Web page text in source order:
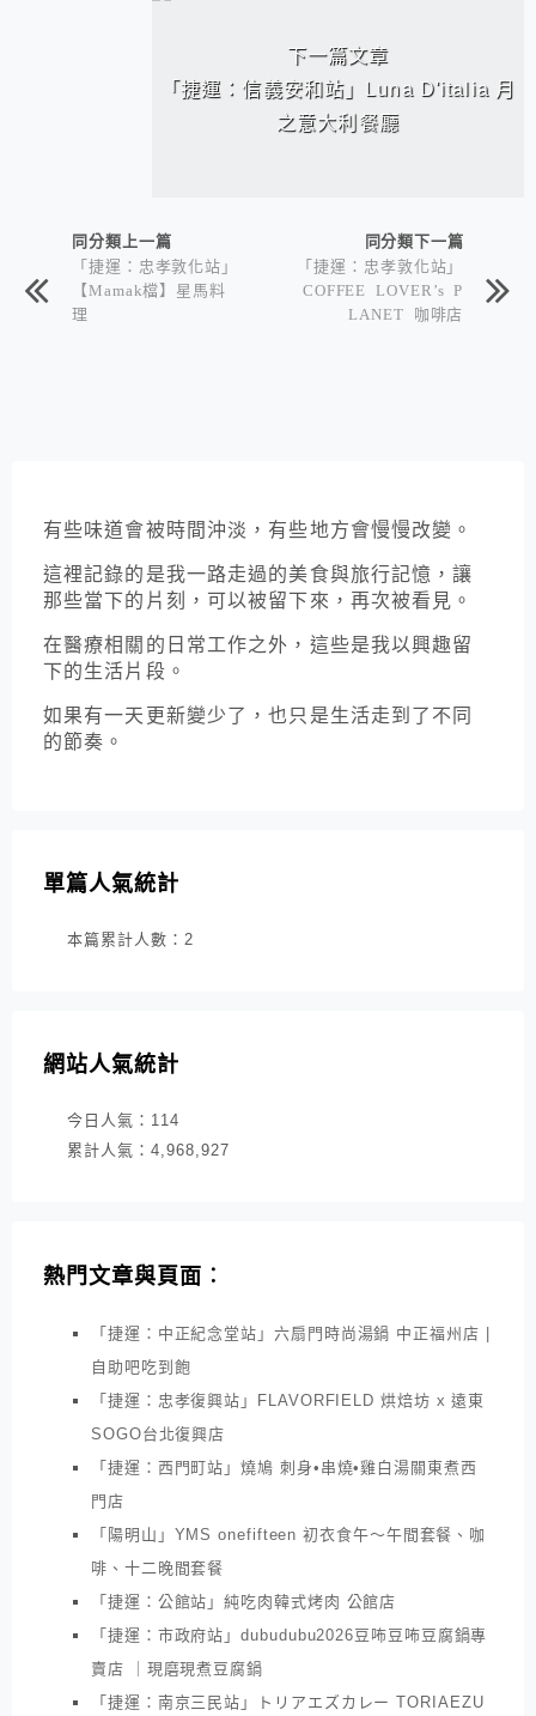
下一篇文章
「捷運：信義安和站」Luna D'italia 月
之意大利餐廳
同分類上一篇
「捷運：忠孝敦化站」
【Mamak檔】星馬料
理
同分類下一篇
「捷運：忠孝敦化站」
COFFEE LOVER’s P
LANET 咖啡店
有些味道會被時間沖淡，有些地方會慢慢改變。
這裡記錄的是我一路走過的美食與旅行記憶，讓
那些當下的片刻，可以被留下來，再次被看見。
在醫療相關的日常工作之外，這些是我以興趣留
下的生活片段。
如果有一天更新變少了，也只是生活走到了不同
的節奏。
單篇人氣統計
本篇累計人數： 2
網站人氣統計
今日人氣： 114
累計人氣： 4,968,927
熱門文章與頁面︰
「捷運：中正紀念堂站」六扇門時尚湯鍋 中正福州店 |
自助吧吃到飽
「捷運：忠孝復興站」FLAVORFIELD 烘焙坊 x 遠東
SOGO台北復興店
「捷運：西門町站」燒鳩 刺身•串燒•雞白湯關東煮西
門店
「陽明山」YMS onefifteen 初衣食午～午間套餐、咖
啡、十二晚間套餐
「捷運：公館站」純吃肉韓式烤肉 公館店
「捷運：市政府站」dubudubu2026豆咘豆咘豆腐鍋專
賣店 ｜現磨現煮豆腐鍋
「捷運：南京三民站」トリアエズカレー TORIAEZU